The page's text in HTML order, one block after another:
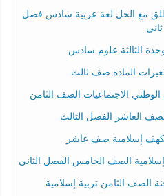
مع الحل لغة عربية سادس فصل
ثاني
الثالثة علوم سادس
المادة صف ثالث
الاجتماعيات الصف الثامن
العاشر الفصل الثالث
إسلامية صف عاشر
الصف الخامس الفصل الثاني
الصف الثامن تربية إسلامية